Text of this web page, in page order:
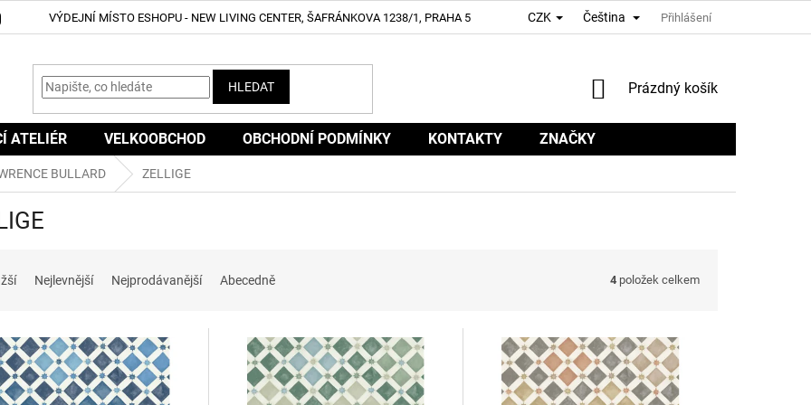
VÝDEJNÍ MÍSTO ESHOPU - NEW LIVING CENTER, ŠAFRÁNKOVA 1238/1, PRAHA 5 CZK Čeština Přihlášení
HLEDAT
NÁKUPNÍ
Prázdný košík
ATELIÉR VELKOOBCHOD OBCHODNÍ PODMÍNKY KONTAKTY ZNAČKY
BULLARD ZELLIGE
Nejlevnější Nejprodávanější Abecedně 4 položek celkem